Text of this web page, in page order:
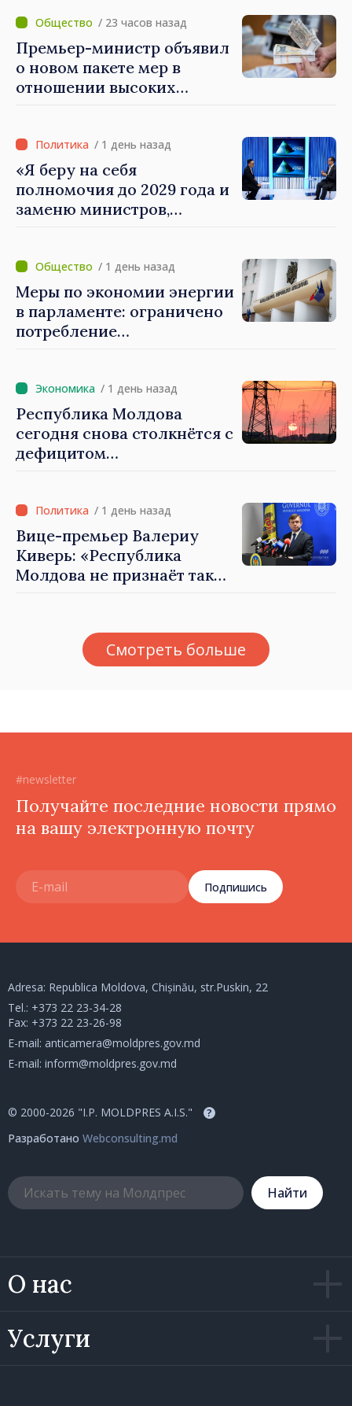
экономики: премьер-
министр Василе Тофан
посетил Агентство
электронного управления
/ 23 часов назад
Премьер-министр объявил
о новом пакете мер в
отношении высоких
/ 1 день назад
«Я беру на себя
полномочия до 2029 года и
заменю министров,
премьер-министр Василе
Тофан
/ 1 день назад
Меры по экономии энергии
в парламенте: ограничено
потребление
/ 1 день назад
Республика Молдова
сегодня снова столкнётся с
дефицитом
/ 1 день назад
Вице-премьер Валериу
Киверь: «Республика
Молдова не признаёт так
осуществлённые
тираспольскими властями
Смотреть больше
#newsletter
Получайте последние новости прямо
на вашу электронную почту
Подпишись
О нас
Услуги
Adresa: Republica Moldova, Chișinău, str.Puskin, 22
Tel.: +373 22 23-34-28
Fax: +373 22 23-26-98
E-mail: anticamera@moldpres.gov.md
E-mail: inform@moldpres.gov.md
© 2000-2026 "I.P. MOLDPRES A.I.S." ?
Разработано Webconsulting.md
Hайти